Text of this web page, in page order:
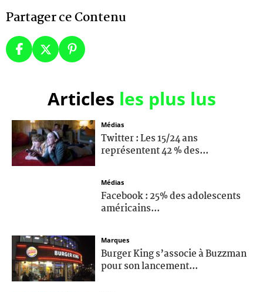
Partager ce Contenu
Articles les plus lus
Médias
Twitter : Les 15/24 ans
représentent 42 % des...
Médias
Facebook : 25% des adolescents
américains...
Marques
Burger King s’associe à Buzzman
pour son lancement...